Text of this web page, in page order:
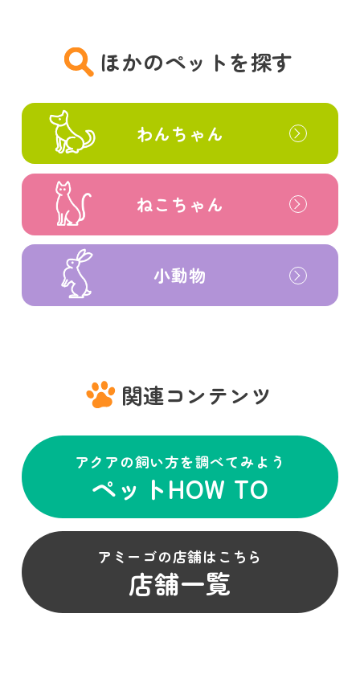
ほかのペットを探す
わんちゃん
ねこちゃん
小動物
関連コンテンツ
アクアの飼い方を調べてみよう
ペットHOW TO
アミーゴの店舗はこちら
店舗一覧